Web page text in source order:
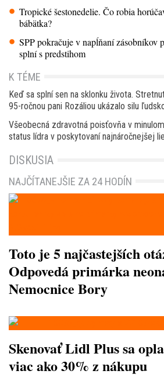
Tropické šestonedelie. Čo robia
bábätka?
SPP pokračuje v napĺňaní
splní s predstihom
K TÉME
Keď sa splní sen na sklonku života.
95-ročnou pani Rozáliou ukázalo silu
Všeobecná zdravotná poisťovňa v
status lídra v poskytovaní najnáročnejšej
DISKUSIA
NAJČÍTANEJŠIE ZA 24 HODÍN
Toto je 5 najčastejších
Odpovedá primárka
Nemocnice Bory
Skenovať Lidl Plus sa
viac ako 30% z nákupu